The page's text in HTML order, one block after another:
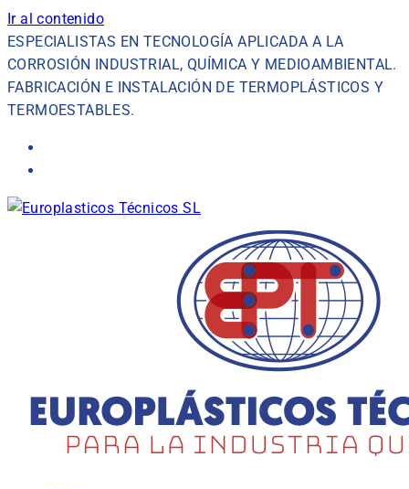
Ir al contenido
ESPECIALISTAS EN TECNOLOGÍA APLICADA A LA
CORROSIÓN INDUSTRIAL, QUÍMICA Y MEDIOAMBIENTAL.
FABRICACIÓN E INSTALACIÓN DE TERMOPLÁSTICOS Y
TERMOESTABLES.